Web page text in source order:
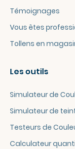
Témoignages
Vous êtes
Tollens en
Les outils
Simulateur de
Simulateur de
Testeurs de
Calculateur